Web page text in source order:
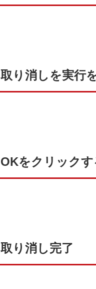
取り消しを実行
OKをクリックす
取り消し完了